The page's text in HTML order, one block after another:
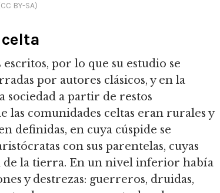
BY-SA)
por lo que su estudio se
por autores clásicos, y en la
sociedad a partir de restos
las comunidades celtas eran rurales y
definidas, en cuya cúspide se
con sus parentelas, cuyas
de la tierra. En un nivel inferior había
y destrezas: guerreros, druidas,